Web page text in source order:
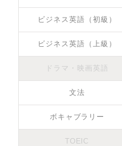
ビジネス英語（初級）
ビジネス英語（上級）
ドラマ・映画英語
文法
ボキャブラリー
TOEIC